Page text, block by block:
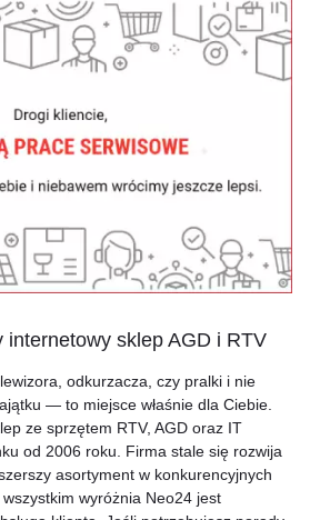
sklep AGD i RTV
odkurzacza, czy pralki i nie
— to miejsce właśnie dla Ciebie.
ze sprzętem RTV, AGD oraz IT
od 2006 roku. Firma stale się rozwija
asortyment w konkurencyjnych
wyróżnia Neo24 jest